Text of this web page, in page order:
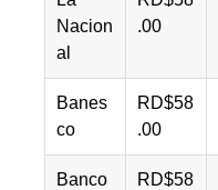
Nacion
al
.00
Banes
co
RD$58
.00
Banco
RD$58